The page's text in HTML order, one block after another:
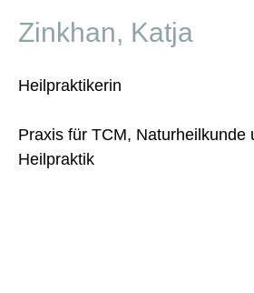
Zinkhan, Katja
Heilpraktikerin
Praxis für TCM, Naturheilkunde
Heilpraktik